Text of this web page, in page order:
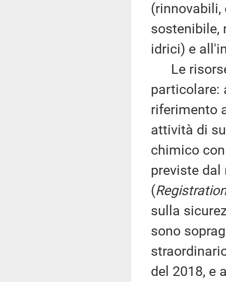
(rinnovabili,
sostenibile,
idrici) e
Le risorse
particolare:
riferimento
attività di
chimico
previste dal
(
sulla
sono
del 2018, e